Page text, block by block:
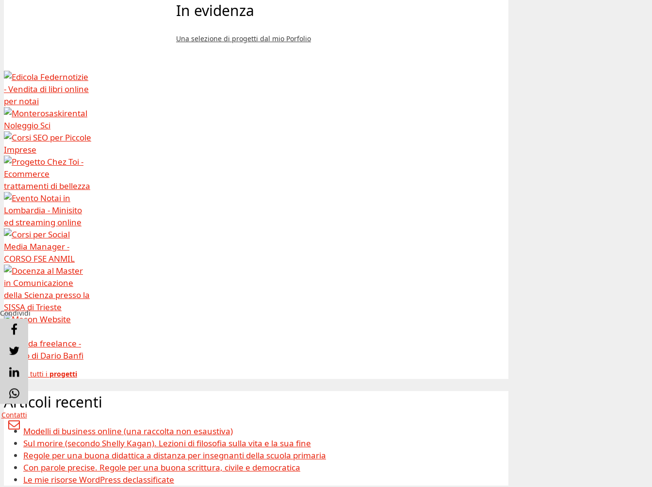
In evidenza
Una selezione di progetti dal mio Porfolio
Guarda tutti i progetti
Articoli recenti
Modelli di business online (una raccolta non esaustiva)
Sul morire (secondo Shelly Kagan). Lezioni di filosofia sulla vita e la sua fine
Regole per una buona didattica a distanza per insegnanti della scuola primaria
Con parole precise. Regole per una buona scrittura, civile e democratica
Le mie risorse WordPress declassificate
Condividi
Contatti